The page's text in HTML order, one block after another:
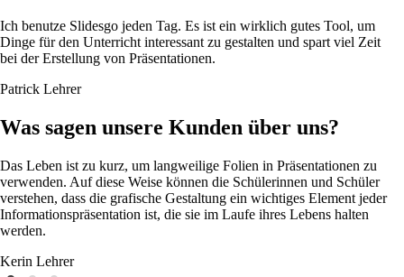
Ich benutze Slidesgo jeden Tag. Es ist ein wirklich gutes Tool, um
Dinge für den Unterricht interessant zu gestalten und spart viel Zeit
bei der Erstellung von Präsentationen.
Patrick Lehrer
Was sagen unsere Kunden über uns?
Das Leben ist zu kurz, um langweilige Folien in Präsentationen zu
verwenden. Auf diese Weise können die Schülerinnen und Schüler
verstehen, dass die grafische Gestaltung ein wichtiges Element jeder
Informationspräsentation ist, die sie im Laufe ihres Lebens halten
werden.
Kerin Lehrer